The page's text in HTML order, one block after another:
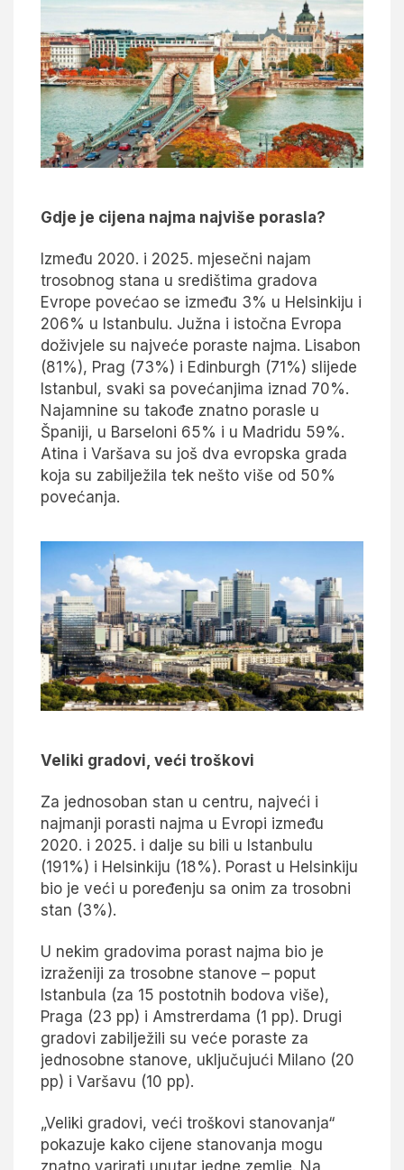
Gdje je cijena najma najviše porasla?
Između 2020. i 2025. mjesečni najam
trosobnog stana u središtima gradova
Evrope povećao se između 3% u Helsinkiju i
206% u Istanbulu. Južna i istočna Evropa
doživjele su najveće poraste najma. Lisabon
(81%), Prag (73%) i Edinburgh (71%) slijede
Istanbul, svaki sa povećanjima iznad 70%.
Najamnine su takođe znatno porasle u
Španiji, u Barseloni 65% i u Madridu 59%.
Atina i Varšava su još dva evropska grada
koja su zabilježila tek nešto više od 50%
povećanja.
Veliki gradovi, veći troškovi
Za jednosoban stan u centru, najveći i
najmanji porasti najma u Evropi između
2020. i 2025. i dalje su bili u Istanbulu
(191%) i Helsinkiju (18%). Porast u Helsinkiju
bio je veći u poređenju sa onim za trosobni
stan (3%).
U nekim gradovima porast najma bio je
izraženiji za trosobne stanove – poput
Istanbula (za 15 postotnih bodova više),
Praga (23 pp) i Amstrerdama (1 pp). Drugi
gradovi zabilježili su veće poraste za
jednosobne stanove, uključujući Milano (20
pp) i Varšavu (10 pp).
„Veliki gradovi, veći troškovi stanovanja“
pokazuje kako cijene stanovanja mogu